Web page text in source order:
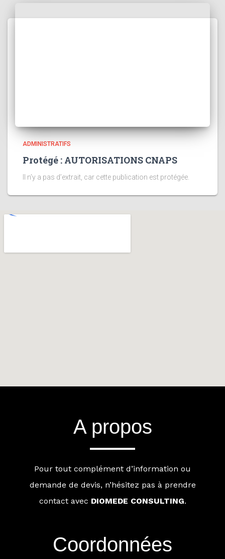
ADMINISTRATIFS
Protégé : AUTORISATIONS CNAPS
Il n’y a pas d’extrait, car cette publication est protégée.
A propos
Pour tout complément d’information ou
demande de devis, n’hésitez pas à prendre
contact avec DIOMEDE CONSULTING.
Coordonnées